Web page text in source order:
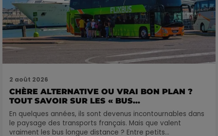
2 août 2026
CHÈRE ALTERNATIVE OU VRAI BON PLAN ?
TOUT SAVOIR SUR LES « BUS...
En quelques années, ils sont devenus incontournables dans
le paysage des transports français. Mais que valent
vraiment les bus longue distance ? Entre petits...